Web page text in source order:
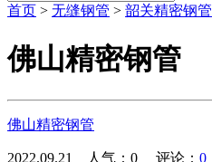
首页 > 无缝钢管 > 韶关精密钢管
佛山精密钢管
佛山精密钢管
2022.09.21 人气： 0 评论： 0